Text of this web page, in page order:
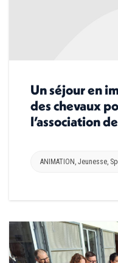
Un séjour en
des chevaux
l’association
ANIMATION , Jeunesse,